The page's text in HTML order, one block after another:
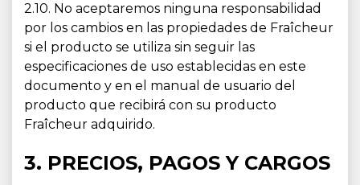
2.10. No aceptaremos ninguna responsabilidad
por los cambios en las propiedades de Fraîcheur
si el producto se utiliza sin seguir las
especificaciones de uso establecidas en este
documento y en el manual de usuario del
producto que recibirá con su producto
Fraîcheur adquirido.
3. PRECIOS, PAGOS Y CARGOS